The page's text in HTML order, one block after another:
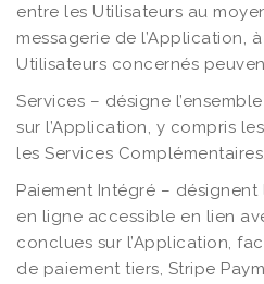
entre les Utilisateurs au
messagerie de l’Application,
Utilisateurs concernés
Services – désigne
sur l’Application, y compris
les Services Complémentaires.
Paiement Intégré –
en ligne accessible en lien
conclues sur l’Application,
de paiement tiers, Stripe